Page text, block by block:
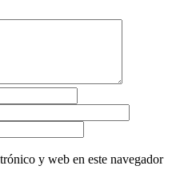
y web en este navegador